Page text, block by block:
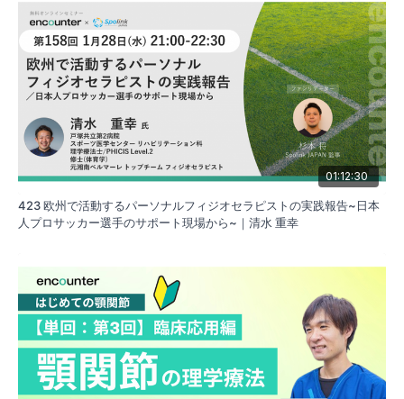
01:12:30
423 欧州で活動するパーソナルフィジオセラピストの実践報告~日本
人プロサッカー選手のサポート現場から~｜清水 重幸